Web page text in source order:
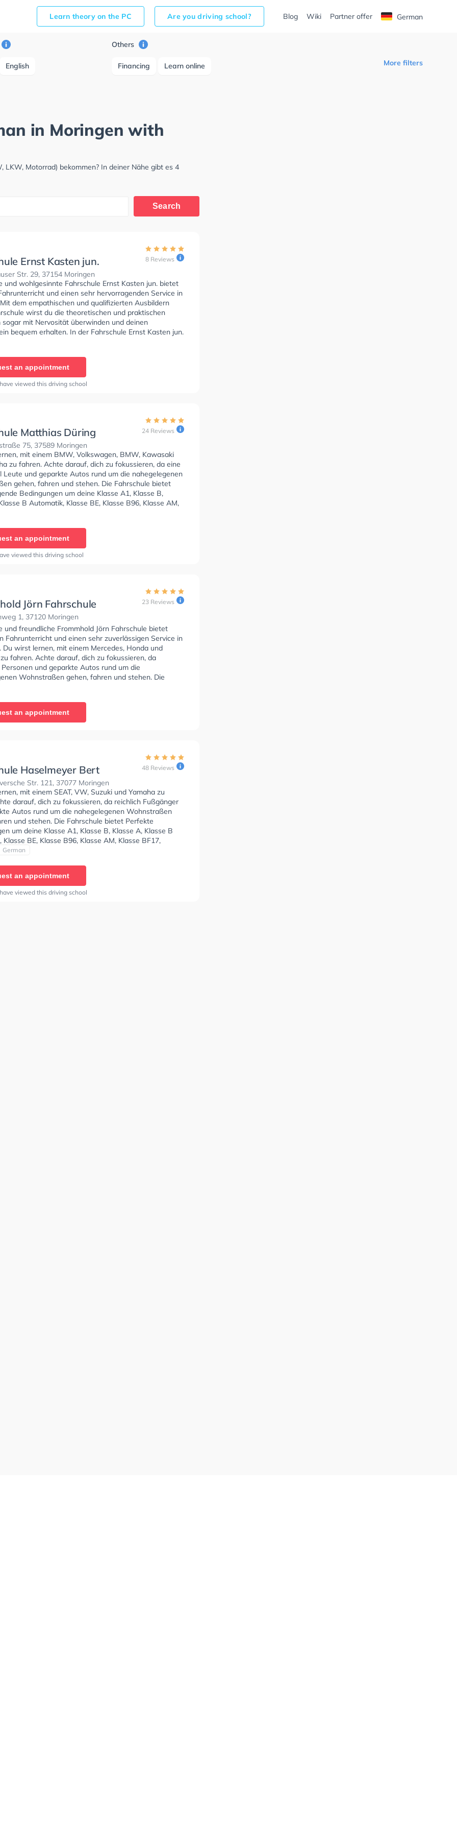
Learn theory on the PC Are you driving school? Blog Wiki Partner offer German
English
Others
Financing Learn online More filters
in Moringen with
Motorrad) bekommen? In deiner Nähe gibt es 4
Search
Ernst Kasten jun.
Str. 29, 37154 Moringen
8 Reviews
und wohlgesinnte Fahrschule Ernst Kasten jun. bietet
und einen sehr hervorragenden Service in
dem empathischen und qualifizierten Ausbildern
wirst du die theoretischen und praktischen
sogar mit Nervosität überwinden und deinen
bequem erhalten. In der Fahrschule Ernst Kasten jun.
einen Termin online anfragen.
an appointment
viewed this driving school
Matthias Düring
75, 37589 Moringen
24 Reviews
mit einem BMW, Volkswagen, BMW, Kawasaki
zu fahren. Achte darauf, dich zu fokussieren, da eine
Leute und geparkte Autos rund um die nahegelegenen
gehen, fahren und stehen. Die Fahrschule bietet
Bedingungen um deine Klasse A1, Klasse B,
B Automatik, Klasse BE, Klasse B96, Klasse AM,
Klasse A2, Klasse C1, Klasse C1E, Klasse C, Klasse
zu erhalten. Letzte Bewertung: "Ich bin
vom Anfang bis zum Ende sehr Professionell. Fragen
wurden gut und sachlich beantwortet. Mein Fazit: -
Fahrschule - Super nettes Team - Fuhrpark
an appointment
viewed this driving school
Jörn Fahrschule
1, 37120 Moringen
23 Reviews
und freundliche Frommhold Jörn Fahrschule bietet
Fahrunterricht und einen sehr zuverlässigen Service in
Du wirst lernen, mit einem Mercedes, Honda und
fahren. Achte darauf, dich zu fokussieren, da
und geparkte Autos rund um die
Wohnstraßen gehen, fahren und stehen. Die
bietet Hervorragende Bedingungen um deine Klasse
Klasse C, Klasse CE, Klasse D, Klasse DE, Klasse L
T zu erhalten. In der Frommhold Jörn Fahrschule Sie
Termin online anfragen.
an appointment
Haselmeyer Bert
Str. 121, 37077 Moringen
48 Reviews
mit einem SEAT, VW, Suzuki und Yamaha zu
darauf, dich zu fokussieren, da reichlich Fußgänger
Autos rund um die nahegelegenen Wohnstraßen
und stehen. Die Fahrschule bietet Perfekte
um deine Klasse A1, Klasse B, Klasse A, Klasse B
Klasse BE, Klasse B96, Klasse AM, Klasse BF17,
Klasse L und Klasse T zu erhalten. Der Unterricht kann
Bert Sie können einen Termin online anfragen.
German
an appointment
viewed this driving school